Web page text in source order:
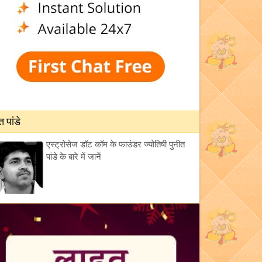
पांडे
एस्ट्रोसेज डॉट कॉम के फाउंडर ज्योतिषी पुनीत
पांडे के बारे में जानें